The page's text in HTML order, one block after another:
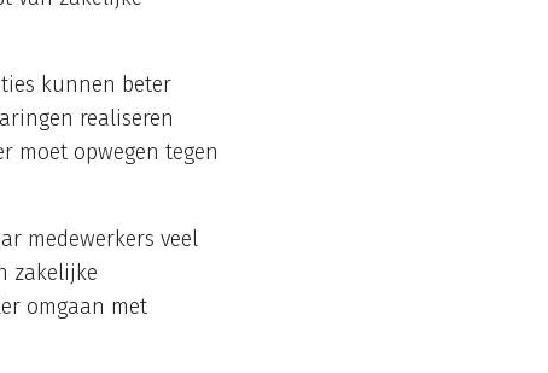
kunnen beter
realiseren
moet opwegen tegen
medewerkers veel
zakelijke
omgaan met